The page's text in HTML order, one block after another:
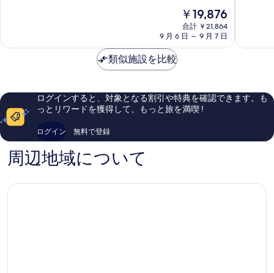
て
ら
い、
口
1,119
件
の
現
在
の
￥19,876
合計 ￥21,864
9 月 6 日 ～ 9 月 7 日
も
し
い、
の
類似施設を比較
ログインすると、対象となる割引や特典を確認できます。も
っとリワードを獲得して、もっと旅を満喫 !
ログイン 無料で登録
周辺地域について